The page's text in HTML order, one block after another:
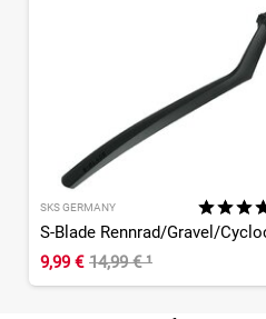
SKS GERMANY
9,99 € 14,99 €¹